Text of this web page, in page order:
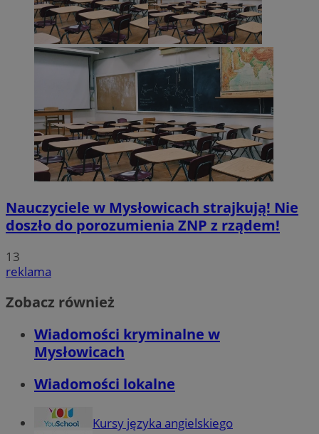
Nauczyciele w Mysłowicach strajkują! Nie
doszło do porozumienia ZNP z rządem!
13
reklama
Zobacz również
Wiadomości kryminalne w
Mysłowicach
Wiadomości lokalne
Kursy języka angielskiego